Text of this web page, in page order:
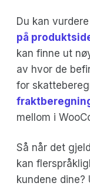
Du kan
på
kan finne ut
av hvor de
for
mellom i
Så når det
kan
kundene